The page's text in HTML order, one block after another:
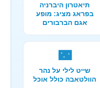
תיאטרון היברניה
בפראג מציג: מופע
אגם הברבורים
🌃
שייט לילי על נהר
הוולטאבה כולל אוכל